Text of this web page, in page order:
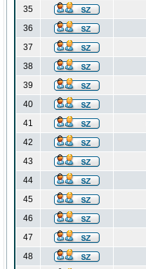
35
36
37
38
39
40
41
42
43
44
45
46
47
48